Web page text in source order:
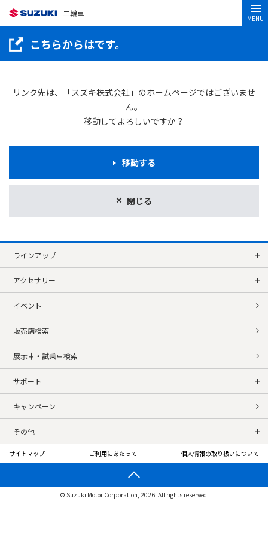
二輪車
MENU
こちらからはです。
リンク先は、「スズキ株式会社」のホームページではございませ
ん。
移動してよろしいですか？
閉じる
移動する
ラインアップ
アクセサリー
イベント
販売店検索
展示車・試乗車検索
サポート
キャンペーン
その他
サイトマップ ご利用にあたって 個人情報の取り扱いについて
© Suzuki Motor Corporation, 2026. All rights reserved.